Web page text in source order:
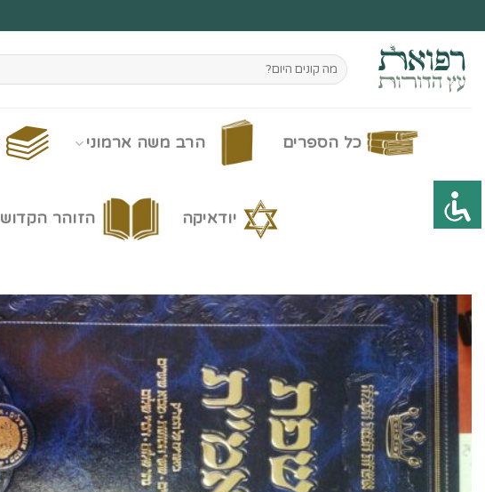
to
content
חיפוש
עבור:
כל הספרים הרב משה ארמוני
יודאיקה הזוהר הקדוש
כמות של שפת אמ"ת